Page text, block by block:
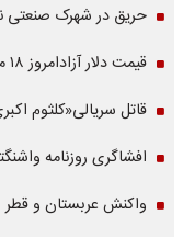
حریق در شهرک صنعتی
قیمت دلار آزادامروز ۱۸ مردادماه ۱۴۰۵
قاتل سریالی«کلثوم
افشاگری روزنامه
واکنش عربستان و قطر